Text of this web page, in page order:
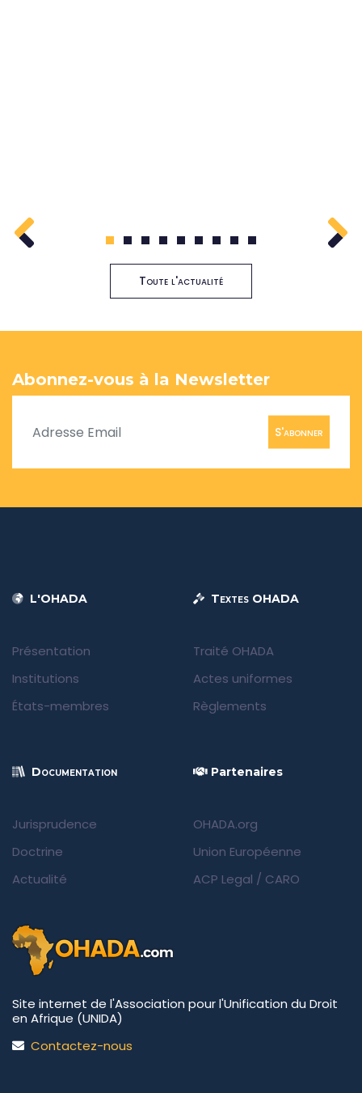
1 2 3 4 5 6 7 8 9
Toute l'actualité
Abonnez-vous à la Newsletter
S'abonner
L'OHADA
Présentation
Institutions
États-membres
Textes OHADA
Traité OHADA
Actes uniformes
Règlements
Documentation
Jurisprudence
Doctrine
Actualité
Partenaires
OHADA.org
Union Européenne
ACP Legal / CARO
Site internet de l'Association pour l'Unification du Droit
en Afrique (UNIDA)
Contactez-nous